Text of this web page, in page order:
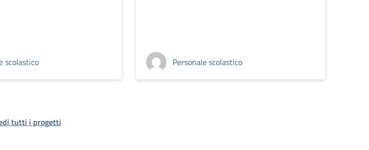
scolastico Personale scolastico
tutti i progetti